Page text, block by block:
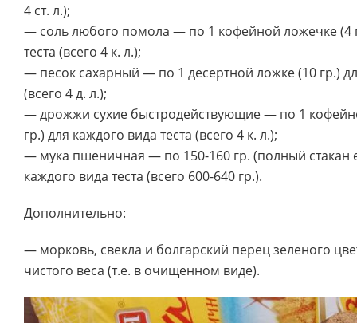
4 ст. л.);
— соль любого помола — по 1 кофейной ложечке (4
теста (всего 4 к. л.);
— песок сахарный — по 1 десертной ложке (10 гр.)
(всего 4 д. л.);
— дрожжи сухие быстродействующие — по 1
гр.) для каждого вида теста (всего 4 к. л.);
— мука пшеничная — по 150-160 гр. (полный стакан
каждого вида теста (всего 600-640 гр.).
Дополнительно:
— морковь, свекла и болгарский перец зеленого
чистого веса (т.е. в очищенном виде).